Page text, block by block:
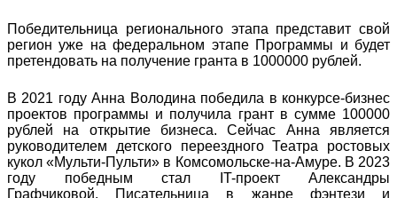
Победительница регионального этапа представит свой
регион уже на федеральном этапе Программы и будет
претендовать на получение гранта в 1000000 рублей.
В 2021 году Анна Володина победила в конкурсе-бизнес
проектов программы и получила грант в сумме 100000
рублей на открытие бизнеса. Сейчас Анна является
руководителем детского переездного Театра ростовых
кукол «Мульти-Пульти» в Комсомольске-на-Амуре. В 2023
году победным стал IT-проект Александры
Графчиковой. Писательница в жанре фэнтези и